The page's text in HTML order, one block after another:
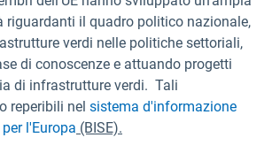
riguardanti il quadro politico nazionale,
verdi nelle politiche settoriali,
di conoscenze e attuando progetti
di infrastrutture verdi. Tali
reperibili nel sistema d'informazione
l'Europa (BISE).